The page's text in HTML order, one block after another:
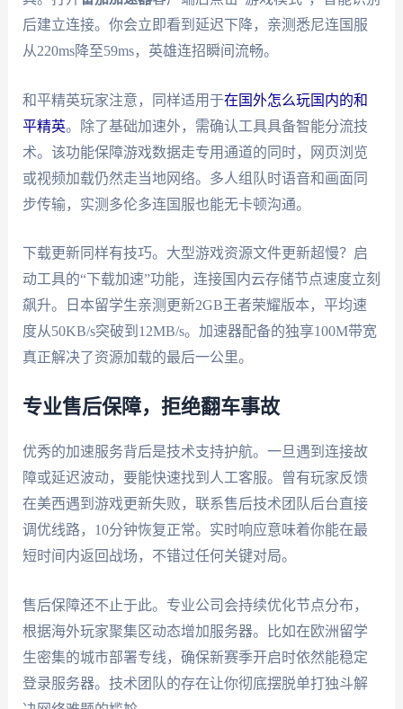
后建立连接。你会立即看到延迟下降，亲测悉尼连国服
从220ms降至59ms，英雄连招瞬间流畅。
和平精英玩家注意，同样适用于在国外怎么玩国内的和
平精英。除了基础加速外，需确认工具具备智能分流技
术。该功能保障游戏数据走专用通道的同时，网页浏览
或视频加载仍然走当地网络。多人组队时语音和画面同
步传输，实测多伦多连国服也能无卡顿沟通。
下载更新同样有技巧。大型游戏资源文件更新超慢？启
动工具的“下载加速”功能，连接国内云存储节点速度立刻
飙升。日本留学生亲测更新2GB王者荣耀版本，平均速
度从50KB/s突破到12MB/s。加速器配备的独享100M带宽
真正解决了资源加载的最后一公里。
专业售后保障，拒绝翻车事故
优秀的加速服务背后是技术支持护航。一旦遇到连接故
障或延迟波动，要能快速找到人工客服。曾有玩家反馈
在美西遇到游戏更新失败，联系售后技术团队后台直接
调优线路，10分钟恢复正常。实时响应意味着你能在最
短时间内返回战场，不错过任何关键对局。
售后保障还不止于此。专业公司会持续优化节点分布，
根据海外玩家聚集区动态增加服务器。比如在欧洲留学
生密集的城市部署专线，确保新赛季开启时依然能稳定
登录服务器。技术团队的存在让你彻底摆脱单打独斗解